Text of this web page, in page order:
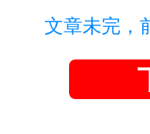
文章未完，